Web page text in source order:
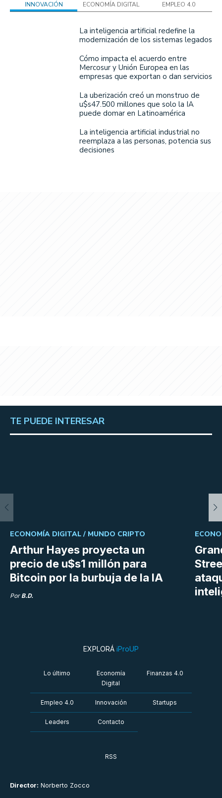
INNOVACIÓN ECONOMÍA DIGITAL EMPLEO 4.0
La inteligencia artificial redefine la
modernización de los sistemas legados
Cómo impacta el acuerdo entre
Mercosur y Unión Europea en las
empresas que exportan o dan servicios
La uberización creó un monstruo de
u$s47.500 millones que solo la IA
puede domar en Latinoamérica
La inteligencia artificial industrial no
reemplaza a las personas, potencia sus
decisiones
TE PUEDE INTERESAR
Arthur Hayes proyecta un
precio de u$s1 millón para
Bitcoin por la burbuja de la IA
ECONOMÍA DIGITAL / MUNDO CRIPTO
Por B.D.
Director: Norberto Zocco
EXPLORÁ iProUP
Lo último
Economía
Digital
Finanzas 4.0
Empleo 4.0 Innovación Startups
Leaders Contacto
RSS